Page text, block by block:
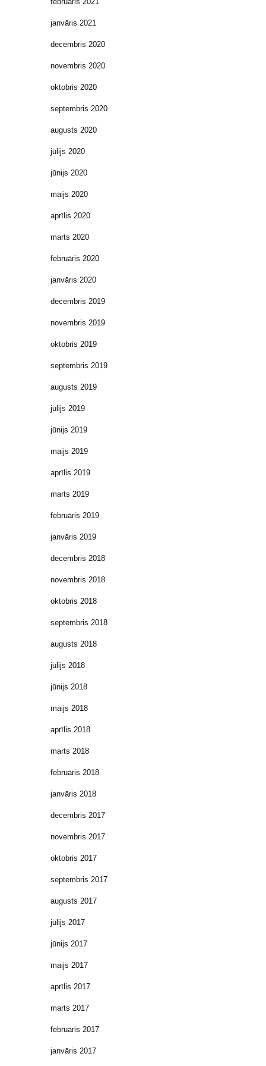
janvāris 2021
decembris 2020
novembris 2020
oktobris 2020
septembris 2020
augusts 2020
jūlijs 2020
jūnijs 2020
maijs 2020
aprīlis 2020
marts 2020
februāris 2020
janvāris 2020
decembris 2019
novembris 2019
oktobris 2019
septembris 2019
augusts 2019
jūlijs 2019
jūnijs 2019
maijs 2019
aprīlis 2019
marts 2019
februāris 2019
janvāris 2019
decembris 2018
novembris 2018
oktobris 2018
septembris 2018
augusts 2018
jūlijs 2018
jūnijs 2018
maijs 2018
aprīlis 2018
marts 2018
februāris 2018
janvāris 2018
decembris 2017
novembris 2017
oktobris 2017
septembris 2017
augusts 2017
jūlijs 2017
jūnijs 2017
maijs 2017
aprīlis 2017
marts 2017
februāris 2017
janvāris 2017